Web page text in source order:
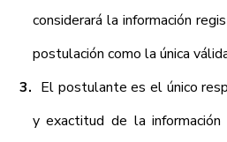
considerará la información
postulación como la única
El postulante es el único
y exactitud de la